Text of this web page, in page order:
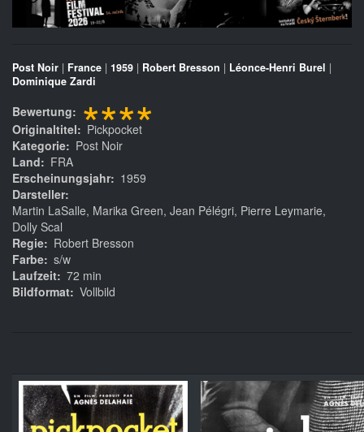
Post Noir | France | 1959 | Robert Bresson | Léonce-Henri Burel |
Dominique Zardi
Bewertung ****
Originaltitel
Pickpocket
Kategorie
Post Noir
Land
FRA
Erscheinungsjahr
1959
Darsteller
Martin LaSalle, Marika Green, Jean Pélégri, Pierre Leymarie,
Dolly Scal
Regie
Robert Bresson
Farbe s/w
Laufzeit 72 min
Bildformat Vollbild